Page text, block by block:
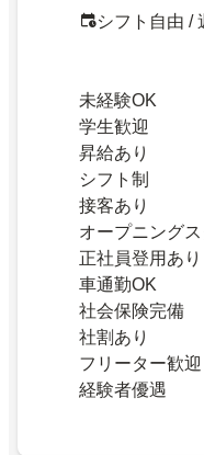
シフト自由 /
未経験OK
学生歓迎
昇給あり
シフト制
接客あり
オープニング
正社員登用あり
車通勤OK
社会保険完備
社割あり
フリーター歓迎
経験者優遇